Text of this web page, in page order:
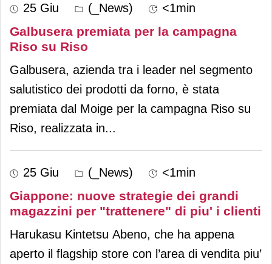
25 Giu (_News) <1min
Galbusera premiata per la campagna
Riso su Riso
Galbusera, azienda tra i leader nel segmento
salutistico dei prodotti da forno, è stata
premiata dal Moige per la campagna Riso su
Riso, realizzata in...
25 Giu (_News) <1min
Giappone: nuove strategie dei grandi
magazzini per "trattenere" di piu' i clienti
Harukasu Kintetsu Abeno, che ha appena
aperto il flagship store con l’area di vendita piu’